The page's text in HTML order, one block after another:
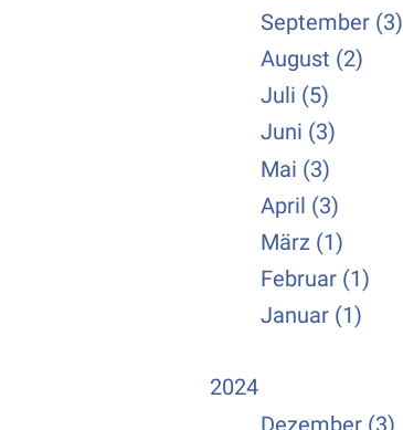
September (3)
August (2)
Juli (5)
Juni (3)
Mai (3)
April (3)
März (1)
Februar (1)
Januar (1)
2024
Dezember (3)